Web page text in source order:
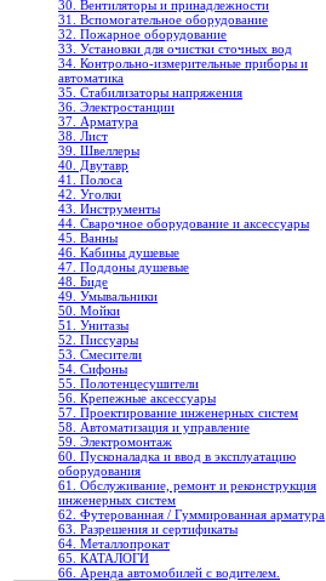
30. Вентиляторы и принадлежности
31. Вспомогательное оборудование
32. Пожарное оборудование
33. Установки для очистки сточных вод
34. Контрольно-измерительные приборы и
автоматика
35. Стабилизаторы напряжения
36. Электростанции
37. Арматура
38. Лист
39. Швеллеры
40. Двутавр
41. Полоса
42. Уголки
43. Инструменты
44. Сварочное оборудование и аксессуары
45. Ванны
46. Кабины душевые
47. Поддоны душевые
48. Биде
49. Умывальники
50. Мойки
51. Унитазы
52. Писсуары
53. Смесители
54. Сифоны
55. Полотенцесушители
56. Крепежные аксессуары
57. Проектирование инженерных систем
58. Автоматизация и управление
59. Электромонтаж
60. Пусконаладка и ввод в эксплуатацию
оборудования
61. Обслуживание, ремонт и реконструкция
инженерных систем
62. Футерованная / Гуммированная арматура
63. Разрешения и сертификаты
64. Металлопрокат
65. КАТАЛОГИ
66. Аренда автомобилей с водителем.